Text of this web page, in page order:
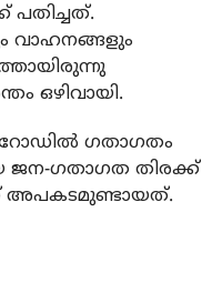
ഒഴിവായി.
ഗതാഗതം
ജന-ഗതാഗത തിരക്ക്
അപകടമുണ്ടായത്.